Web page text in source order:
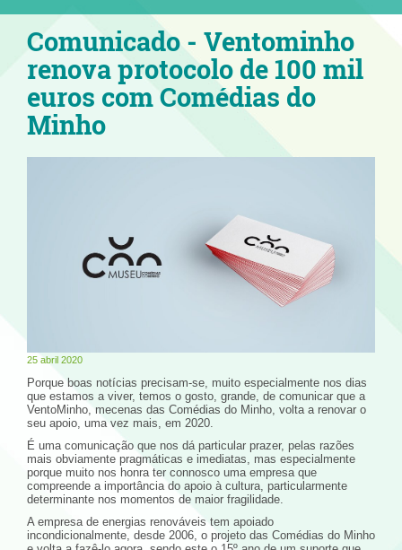
Comunicado - Ventominho
renova protocolo de 100 mil
euros com Comédias do
Minho
25 abril 2020
Porque boas notícias precisam-se, muito especialmente nos dias
que estamos a viver, temos o gosto, grande, de comunicar que a
VentoMinho, mecenas das Comédias do Minho, volta a renovar o
seu apoio, uma vez mais, em 2020.
É uma comunicação que nos dá particular prazer, pelas razões
mais obviamente pragmáticas e imediatas, mas especialmente
porque muito nos honra ter connosco uma empresa que
compreende a importância do apoio à cultura, particularmente
determinante nos momentos de maior fragilidade.
A empresa de energias renováveis tem apoiado
incondicionalmente, desde 2006, o projeto das Comédias do Minho